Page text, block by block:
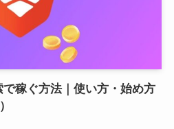
で稼ぐ方法｜使い方・始め方